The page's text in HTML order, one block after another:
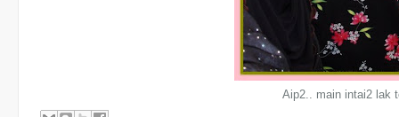
Aip2.. main intai2 lak